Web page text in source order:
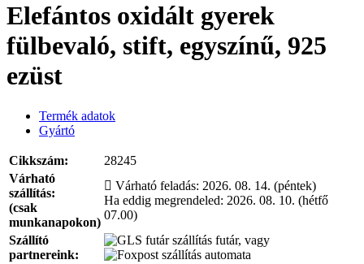
Elefántos oxidált gyerek
fülbevaló, stift, egyszínű, 925
ezüst
Termék adatok
Gyártó
Cikkszám:
28245
Várható
szállítás:
(csak
munkanapokon)
Várható feladás: 2026. 08. 14. (péntek)
Ha eddig megrendeled: 2026. 08. 10. (hétfő
07.00)
Szállító
partnereink:
futár, vagy
automata